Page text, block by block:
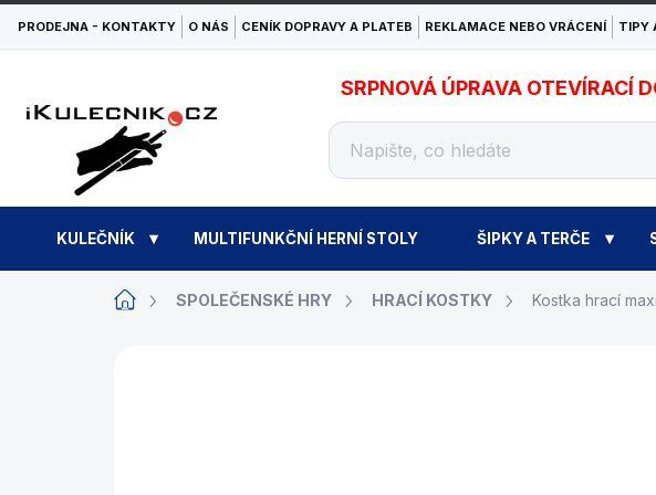
Přejít
obsah
PRODEJNA - KONTAKTY O NÁS CENÍK DOPRAVY A PLATEB REKLAMACE NEBO VRÁCENÍ TIPY
SRPNOVÁ ÚPRAVA OTEVÍRACÍ
KULEČNÍK MULTIFUNKČNÍ HERNÍ STOLY ŠIPKY A TERČE
DomůSPOLEČENSKÉ HRY HRACÍ KOSTKY Kostka hrací